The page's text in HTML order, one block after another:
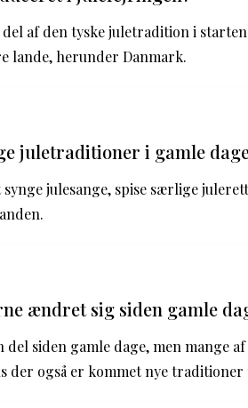
af den tyske juletradition i
lande, herunder Danmark.
juletraditioner i gamle
julesange, spise særlige
ændret sig siden gamle
siden gamle dage, men mange
der også er kommet nye traditioner